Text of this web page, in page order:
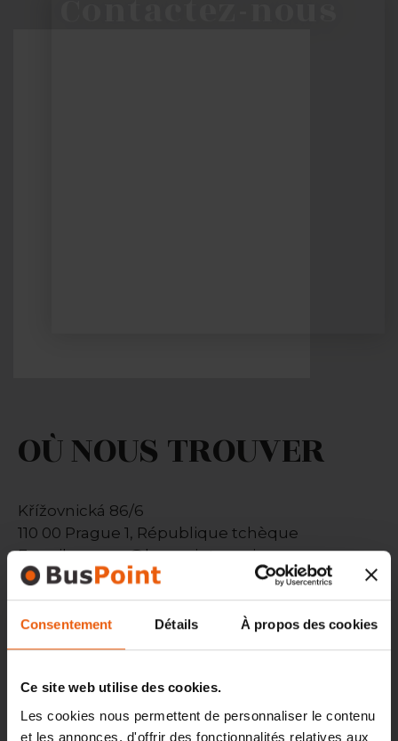
Consentement Détails À propos des cookies
Ce site web utilise des cookies.
Les cookies nous permettent de personnaliser le contenu
et les annonces, d'offrir des fonctionnalités relatives aux
OÙ NOUS TROUVER
Křížovnická 86/6
110 00 Prague 1, République tchèque
E-mail: prague@buspoint-services.com
Tél.: +420 725 688 750
Horaires d’ouverture : 24h/24
INFORMATIONS DE